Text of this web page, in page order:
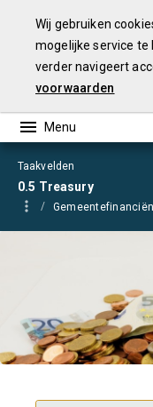
Taakvelden
0.5 Treasury
Gemeentefinanciën
Wij gebruiken
mogelijke service te
verder navigeert
voorwaarden